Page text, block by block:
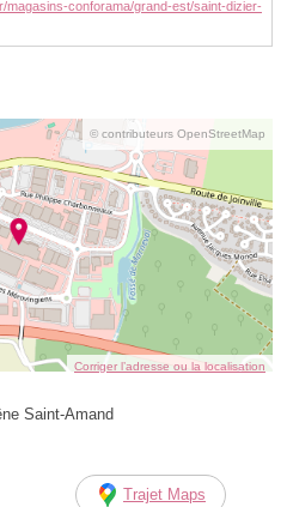
magasins-conforama/grand-est/saint-dizier-
© contributeurs OpenStreetMap
Corriger l’adresse ou la localisation
Saint-Amand
Trajet Maps